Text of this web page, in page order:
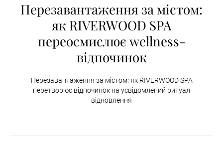
Перезавантаження за містом:
як RIVERWOOD SPA
переосмислює wellness-
відпочинок
Перезавантаження за містом: як RIVERWOOD SPA
перетворює відпочинок на усвідомлений ритуал
відновлення